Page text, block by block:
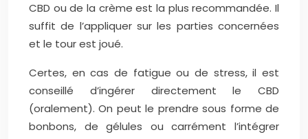
CBD ou de la crème est la plus recommandée. Il
suffit de l’appliquer sur les parties concernées
et le tour est joué.
Certes, en cas de fatigue ou de stress, il est
conseillé d’ingérer directement le CBD
(oralement). On peut le prendre sous forme de
bonbons, de gélules ou carrément l’intégrer